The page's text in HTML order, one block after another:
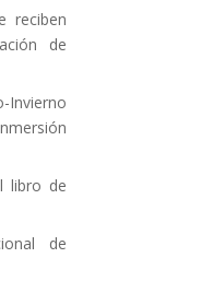
reciben
de
libro de
de